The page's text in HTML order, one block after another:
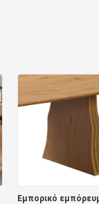
Εμπορικό